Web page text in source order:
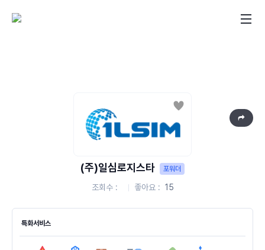
좋아요
(주)일심로지스타 포워더
조회수 좋아요 15
특화서비스